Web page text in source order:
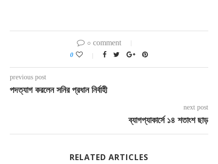
০ comment
0
previous post
পদত্যাগ করলেন সনির প্রধান নির্বাহী
next post
ব্যাগপ্যাকার্সে ১৪ শতাংশ ছাড়
RELATED ARTICLES